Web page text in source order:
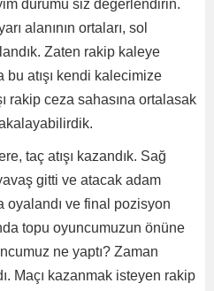
durumu siz değerlendirin.
alanının ortaları, sol
Zaten rakip kaleye
atışı kendi kalecimize
rakip ceza sahasına ortalasak
taç atışı kazandık. Sağ
gitti ve atacak adam
oyalandı ve final pozisyon
topu oyuncumuzun önüne
ne yaptı? Zaman
Maçı kazanmak isteyen rakip